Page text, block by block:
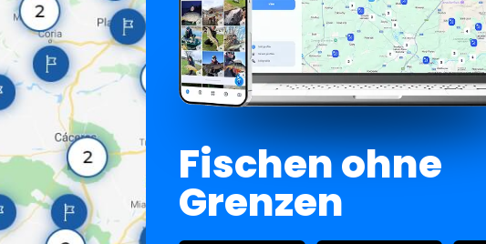
Fischen ohne
Grenzen